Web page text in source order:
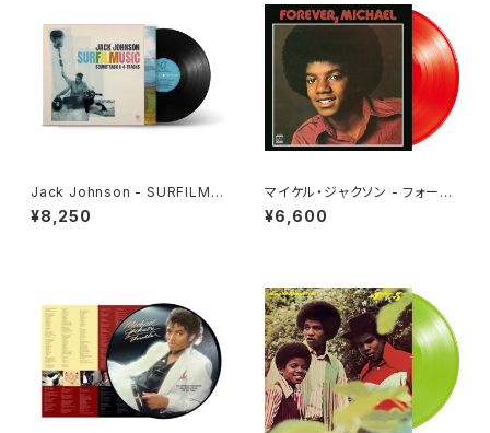
Jack Johnson - SURFILMU
SIC(2LP)
¥8,250
マイケル・ジャクソン - フォーエ
ヴァー・マイケル[クリア・レッド]
(LP重量盤)
¥6,600